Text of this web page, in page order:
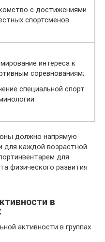
с достижениями
спортсменов
интереса к
соревнованиям;
специальной спорт
должно напрямую
для каждой возрастной
для
физического развития
в
активности в группах